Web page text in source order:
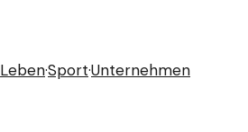
Leben·Sport·Unternehmen